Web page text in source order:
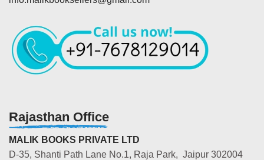
Rajasthan Office
MALIK BOOKS PRIVATE LTD
D-35, Shanti Path Lane No.1, Raja Park, Jaipur 302004